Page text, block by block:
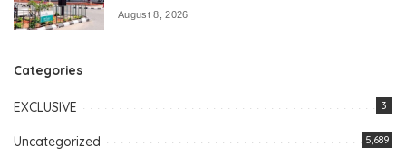
August 8, 2026
Categories
EXCLUSIVE 3
Uncategorized 5,689